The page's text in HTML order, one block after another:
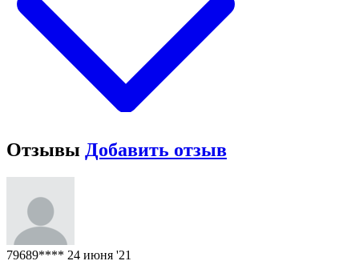
Отзывы Добавить отзыв
79689**** 24 июня '21